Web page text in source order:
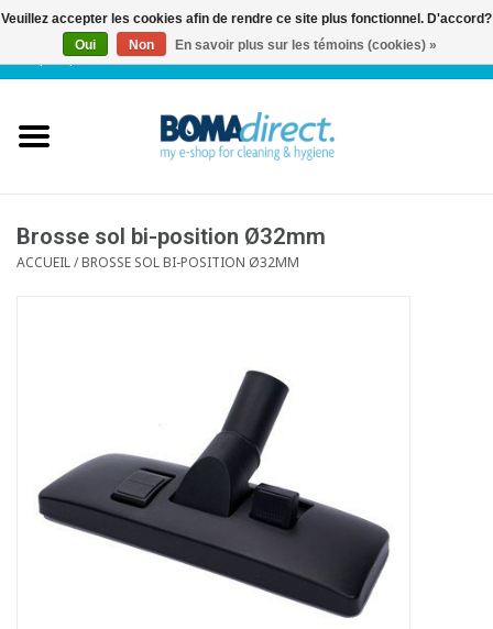
FR| 0 Articles
Service client
Brosse sol bi-position Ø32mm
ACCUEIL/BROSSE SOL BI-POSITION Ø32MM
Veuillez accepter les cookies afin de rendre ce site plus fonctionnel. D'accord?
Oui
Non En savoir plus sur les témoins (cookies) »